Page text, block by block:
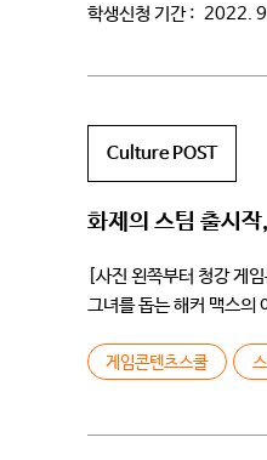
학생신청 기간 : 2022.
Culture POST
화제의 스팀 출시
[사진 왼쪽부터 청강 게
그녀를 돕는 해커 맥스의
게임콘텐츠스쿨